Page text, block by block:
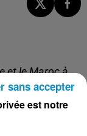
et le Maroc à
!
est notre
sans accepter